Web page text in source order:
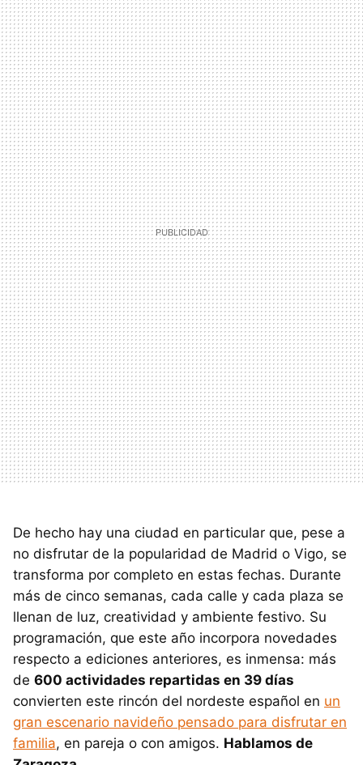
De hecho hay una ciudad en particular que, pese a
no disfrutar de la popularidad de Madrid o Vigo, se
transforma por completo en estas fechas. Durante
más de cinco semanas, cada calle y cada plaza se
llenan de luz, creatividad y ambiente festivo. Su
programación, que este año incorpora novedades
respecto a ediciones anteriores, es inmensa: más
de 600 actividades repartidas en 39 días
convierten este rincón del nordeste español en un
gran escenario navideño pensado para disfrutar en
familia, en pareja o con amigos. Hablamos de